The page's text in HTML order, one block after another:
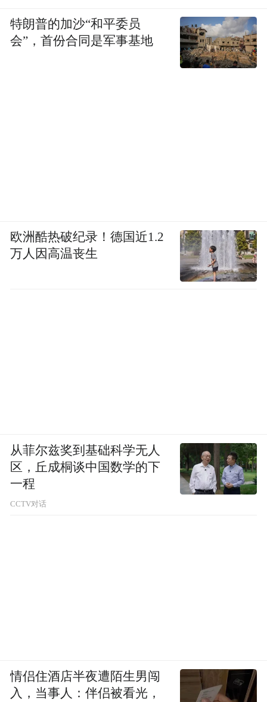
特朗普的加沙“和平委员
会”，首份合同是军事基地
欧洲酷热破纪录！德国近1.2
万人因高温丧生
从菲尔兹奖到基础科学无人
区，丘成桐谈中国数学的下
一程
CCTV对话
情侣住酒店半夜遭陌生男闯
入，当事人：伴侣被看光，